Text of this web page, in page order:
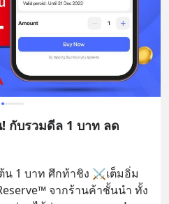
กับรวมดีล 1 บาท ลด
น 1 บาท ศึกท้าชิง ⚔️เต็มอิ่ม
จากร้านค้าชั้นนำ ทั้ง